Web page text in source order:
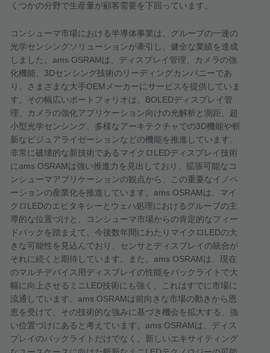
くつかの分野で生産量が顧客需要を下回っています。
コンシューマ市場における半導体事業は、グループの一連の
光学センシングソリューションが牽引し、健全な業績を達成
しました。 ams OSRAMは、ディスプレイ管理、カメラの強
化機能、 3Dセンシング技術のリーディングカンパニーであ
り、さまざまな大手OEM メーカーにサービスを提供していま
す。その幅広いポートフォリオは、 BOLEDディスプレイ管
理、カメラの強化アプリケーション向けの光解析と測距、超
小型光学センシング、多様なアーキテクチャでの3D機能や斬
新なビジュアライゼーションなどの機能を推進しています。
非常に破壊的な新技術であるマイクロ LEDディスプレイ技術
にams OSRAMは強い推進力を見出しており、拡張可能なコ
ンシューマアプリケーションの観点から、この重要なイノベ
ーションの産業化を推進しています。 ams OSRAMは、マイ
クロ LEDのエピタキシーとウェハ処理におけるグループの主
導的な位置づけと、コンシューマ市場からの肯定的なフィー
ドバックを踏まえて、今後数年間にわたりマイクロ LEDの大
きな可能性を見込んでおり、センサとディスプレイの統合が
それに続くと期待しています。また、 ams OSRAMは、現在
のマルチデバイス用ディスプレイの性能をバックライトで大
幅に向上させるミニ LED技術にも強く、これはすでに市場に
流通しています。 ams OSRAMは前向きな市場の動きから恩
恵を受けて、その技術的な強みに基づき機会を拡大する、強
い位置づけにあると考えています。 ams OSRAMは、ディス
プレイのバックライトだけでなく、新しいエキサイティング